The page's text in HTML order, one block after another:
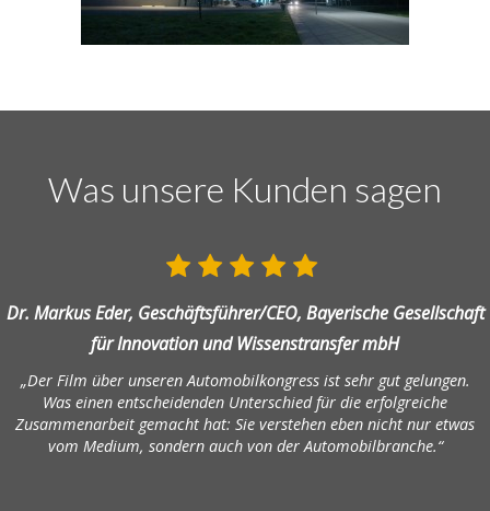
Was unsere Kunden sagen
Dr. Markus Eder, Geschäftsführer/CEO, Bayerische Gesellschaft
für Innovation und Wissenstransfer mbH
„Der Film über unseren Automobilkongress ist sehr gut gelungen.
Was einen entscheidenden Unterschied für die erfolgreiche
Zusammenarbeit gemacht hat: Sie verstehen eben nicht nur etwas
vom Medium, sondern auch von der Automobilbranche.“